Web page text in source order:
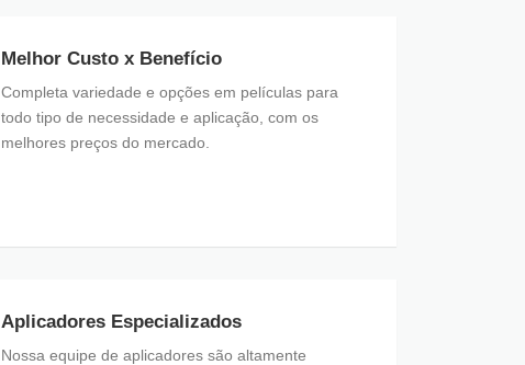
Melhor Custo x Benefício
Completa variedade e opções em películas para
todo tipo de necessidade e aplicação, com os
melhores preços do mercado.
Aplicadores Especializados
Nossa equipe de aplicadores são altamente